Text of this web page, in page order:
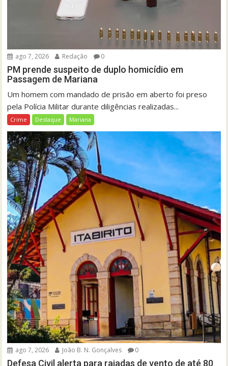
ago 7, 2026 Redação 0
PM prende suspeito de duplo homicídio em
Passagem de Mariana
Um homem com mandado de prisão em aberto foi preso
pela Polícia Militar durante diligências realizadas...
Crime Destaque Mariana
ago 7, 2026 João B. N. Gonçalves 0
Defesa Civil alerta para rajadas de vento de até 80